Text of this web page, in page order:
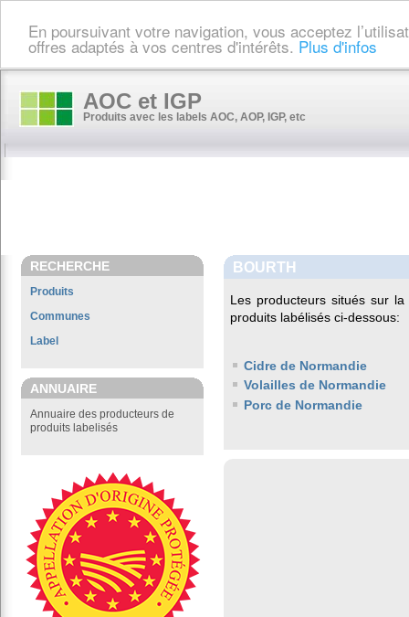
En poursuivant votre navigation, vous acceptez
offres adaptés à vos centres d'intérêts. Plus d'infos
AOC et IGP
Produits avec les labels AOC, AOP, IGP, etc
RECHERCHE
Produits
Communes
Label
ANNUAIRE
Annuaire des producteurs de
produits labelisés
BOURTH
Les producteurs situés sur
produits labélisés ci-dessous:
Cidre de Normandie
Volailles de Normandie
Porc de Normandie